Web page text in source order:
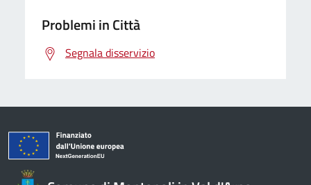
Problemi in Città
Segnala disservizio